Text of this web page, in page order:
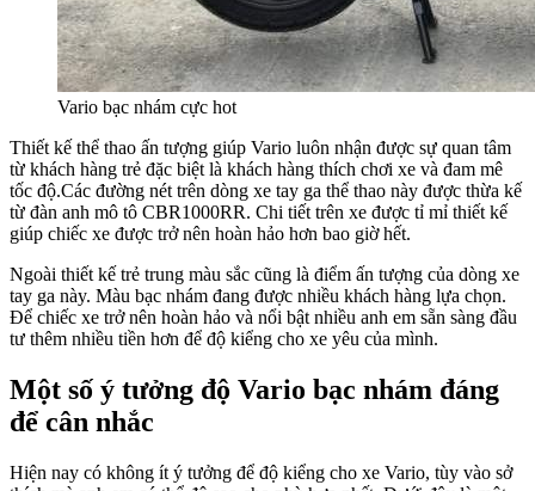
Vario bạc nhám cực hot
Thiết kế thể thao ấn tượng giúp Vario luôn nhận được sự quan tâm
từ khách hàng trẻ đặc biệt là khách hàng thích chơi xe và đam mê
tốc độ.Các đường nét trên dòng xe tay ga thể thao này được thừa kế
từ đàn anh mô tô CBR1000RR. Chi tiết trên xe được tỉ mỉ thiết kế
giúp chiếc xe được trở nên hoàn hảo hơn bao giờ hết.
Ngoài thiết kế trẻ trung màu sắc cũng là điểm ấn tượng của dòng xe
tay ga này. Màu bạc nhám đang được nhiều khách hàng lựa chọn.
Để chiếc xe trở nên hoàn hảo và nổi bật nhiều anh em sẵn sàng đầu
tư thêm nhiều tiền hơn để độ kiểng cho xe yêu của mình.
Một số ý tưởng độ Vario bạc nhám đáng
để cân nhắc
Hiện nay có không ít ý tưởng để độ kiểng cho xe Vario, tùy vào sở